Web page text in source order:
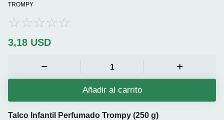
TROMPY
3,18 USD
Añadir al carrito
Talco Infantil Perfumado Trompy (250 g)